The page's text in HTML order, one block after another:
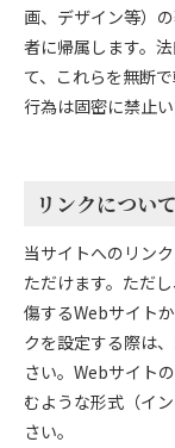
画、デザイン等）
者に帰属します。
て、これらを無断
行為は固密に禁止い
リンクについて
当サイトへのリン
ただけます。ただ
傷するWebサイト
クを設定する際は
さい。Webサイト
むような形式（イ
さい。